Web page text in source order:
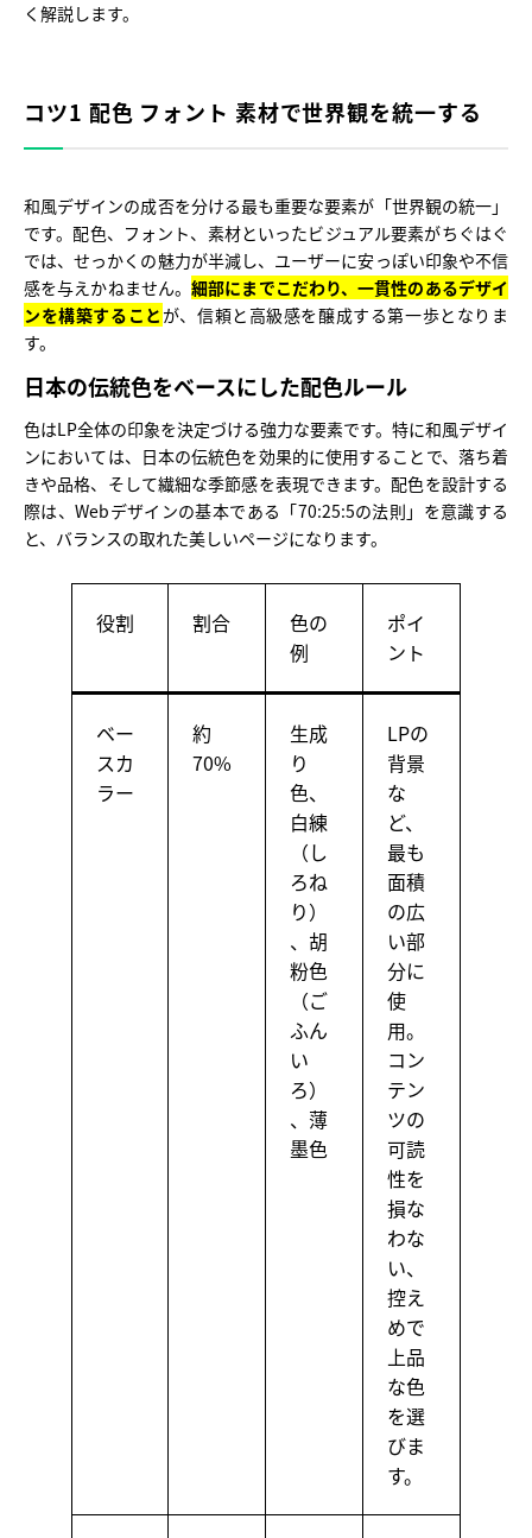
く解説します。
コツ1 配色 フォント 素材で世界観を統一する
和風デザインの成否を分ける最も重要な要素が「世界観の統一」
です。配色、フォント、素材といったビジュアル要素がちぐはぐ
では、せっかくの魅力が半減し、ユーザーに安っぽい印象や不信
感を与えかねません。細部にまでこだわり、一貫性のあるデザイ
ンを構築すること が、信頼と高級感を醸成する第一歩となりま
す。
日本の伝統色をベースにした配色ルール
色はLP全体の印象を決定づける強力な要素です。特に和風デザイ
ンにおいては、日本の伝統色を効果的に使用することで、落ち着
きや品格、そして繊細な季節感を表現できます。配色を設計する
際は、Webデザインの基本である「70:25:5の法則」を意識する
と、バランスの取れた美しいページになります。
役割 割合
色の
例
ポイ
ント
ベー
スカ
ラー
約
70%
生成
り
色、
白練
（し
ろね
り）
、胡
粉色
（ご
ふん
い
ろ）
、薄
墨色
LPの
背景
な
ど、
最も
面積
の広
い部
分に
使
用。
コン
テン
ツの
可読
性を
損な
わな
い、
控え
めで
上品
な色
を選
びま
す。